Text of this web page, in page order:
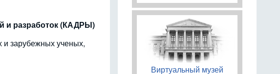
и разработок (КАДРЫ)
и зарубежных ученых,
Виртуальный музей